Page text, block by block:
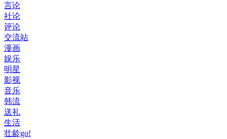
言论
社论
评论
交流站
漫画
娱乐
明星
影视
音乐
韩流
送礼
生活
壮龄go!